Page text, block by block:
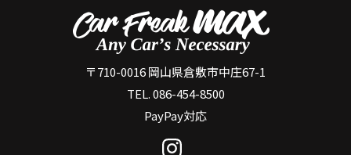
〒710-0016 岡山県倉敷市中庄67-1
TEL. 086-454-8500
PayPay対応